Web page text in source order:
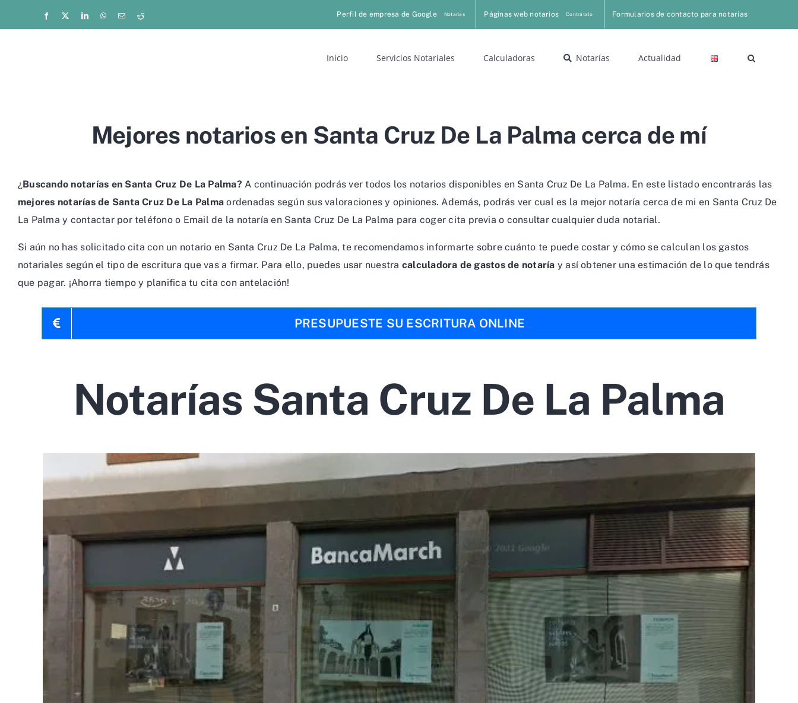
Facebook LinkedInWhatsAppCorreo
electrónico
Reddit Perfil de empresa de Google Notarias Páginas web notarios Contrátalo Formularios de contacto para notarias
Inicio Servicios Notariales Calculadoras Notarías Actualidad
Mejores notarios en Santa Cruz De La Palma cerca de mí
¿Buscando notarías en Santa Cruz De La Palma? A continuación podrás ver todos los notarios disponibles en Santa Cruz De La Palma. En este listado encontrarás las
mejores notarías de Santa Cruz De La Palma ordenadas según sus valoraciones y opiniones. Además, podrás ver cual es la mejor notaría cerca de mi en Santa Cruz De
La Palma y contactar por teléfono o Email de la notaría en Santa Cruz De La Palma para coger cita previa o consultar cualquier duda notarial.
Si aún no has solicitado cita con un notario en Santa Cruz De La Palma, te recomendamos informarte sobre cuánto te puede costar y cómo se calculan los gastos
notariales según el tipo de escritura que vas a firmar. Para ello, puedes usar nuestra calculadora de gastos de notaría y así obtener una estimación de lo que tendrás
que pagar. ¡Ahorra tiempo y planifica tu cita con antelación!
PRESUPUESTE SU ESCRITURA ONLINE
Notarías Santa Cruz De La Palma